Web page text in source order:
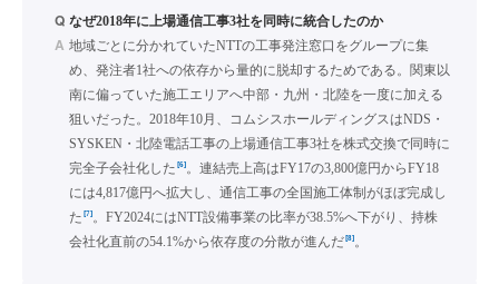
Q なぜ2018年に上場通信工事3社を同時に統合したのか
A 地域ごとに分かれていたNTTの工事発注窓口をグループに集
め、発注者1社への依存から量的に脱却するためである。関東以
南に偏っていた施工エリアへ中部・九州・北陸を一度に加える
狙いだった。2018年10月、コムシスホールディングスはNDS・
SYSKEN・北陸電話工事の上場通信工事3社を株式交換で同時に
完全子会社化した [6]。連結売上高はFY17の3,800億円からFY18
には4,817億円へ拡大し、通信工事の全国施工体制がほぼ完成し
た [7]。FY2024にはNTT設備事業の比率が38.5%へ下がり、持株
会社化直前の54.1%から依存度の分散が進んだ[8]。